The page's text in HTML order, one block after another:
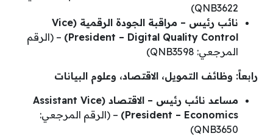
QNB3622)
نائب رئيس – مراقبة الجودة الرقمية (Vice
President – Digital Quality Control)
– (الرقم
المرجعي: QNB3598)
رابعاً: وظائف التمويل، الاقتصاد، وعلوم البيانات
مساعد نائب رئيس – الاقتصاد (Assistant Vice
President – Economics)
– (الرقم المرجعي:
QNB3650)